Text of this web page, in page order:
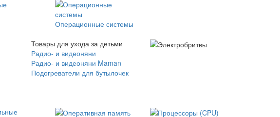
Операционные системы
Товары для ухода за детьми
Радио- и видеоняни
Радио- и видеоняни Maman
Подогреватели для бутылочек